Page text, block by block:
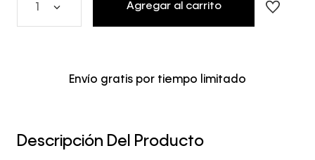
1 Agregar al carrito
Envío gratis por tiempo limitado
Descripción Del Producto